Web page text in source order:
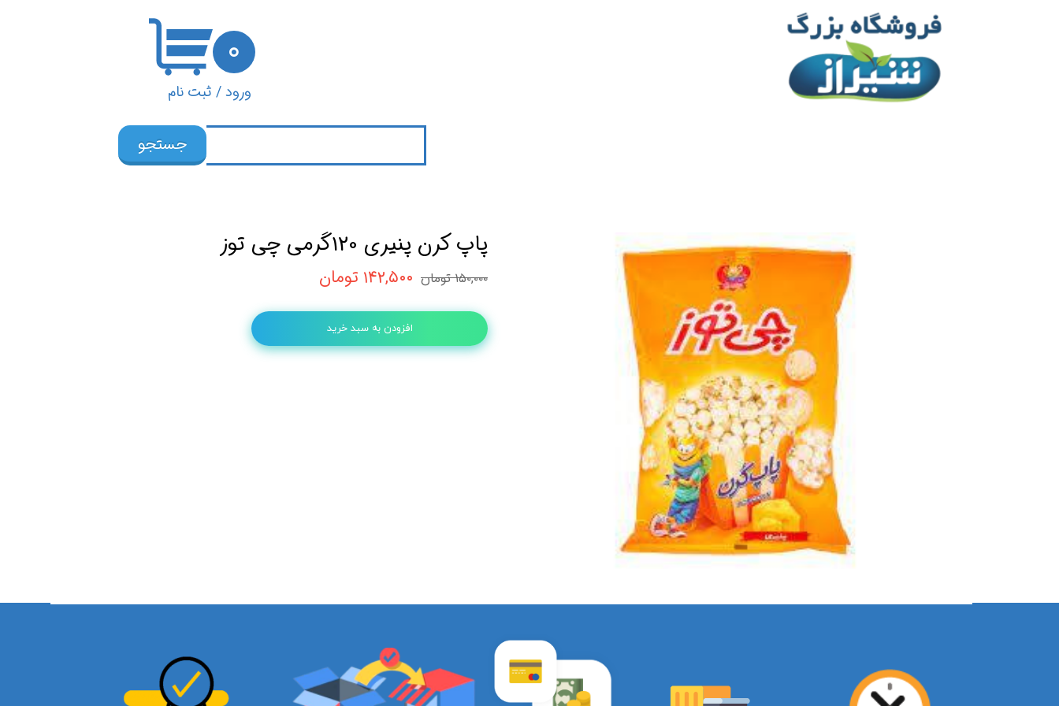
ورود/ ثبت نام
حساب کاربری من
تغییر گذر واژه
کاربری
۰
جستجو
پاپ کرن پنیری 120گرمی چی توز
۱۵۰,۰۰۰ تومان ۱۴۲,۵۰۰ تومان
افزودن به سبد خرید